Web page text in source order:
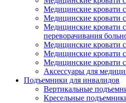
Медицинские кровати
Медицинские кровати
Медицинские кровати
переворачивания
Медицинские кровати
Медицинские кровати
Медицинские кровати
Аксессуары для
Подъемники для инвалидов
Вертикальные
Кресельные